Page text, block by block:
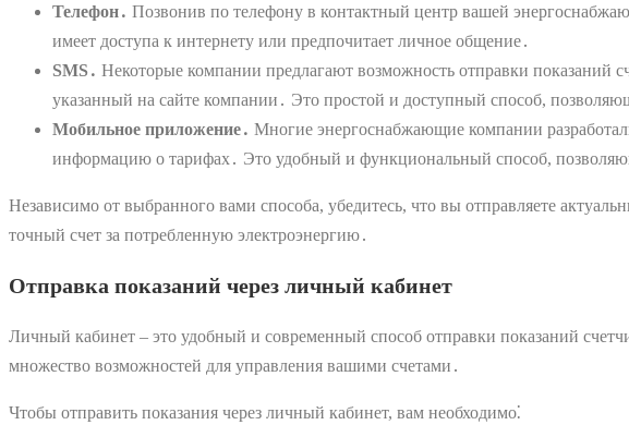
Телефон․ Позвонив по телефону в контактный центр вашей
имеет доступа к интернету или предпочитает личное общение․
SMS․ Некоторые компании предлагают возможность отправки показаний
указанный на сайте компании․ Это простой и доступный способ,
Мобильное приложение․ Многие энергоснабжающие компании
информацию о тарифах․ Это удобный и функциональный способ,
Независимо от выбранного вами способа, убедитесь, что вы отправляете
точный счет за потребленную электроэнергию․
Отправка показаний через личный кабинет
Личный кабинет – это удобный и современный способ отправки показаний
множество возможностей для управления вашими счетами․
Чтобы отправить показания через личный кабинет, вам необходимо⁚